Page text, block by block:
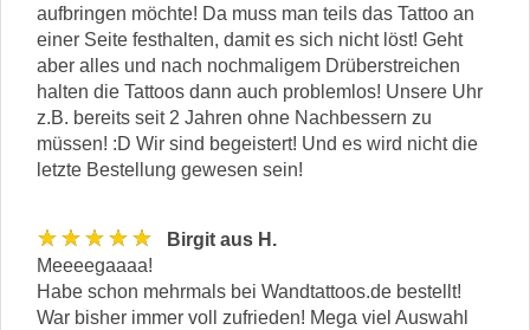
aufbringen möchte! Da muss man teils das Tattoo an
einer Seite festhalten, damit es sich nicht löst! Geht
aber alles und nach nochmaligem Drüberstreichen
halten die Tattoos dann auch problemlos! Unsere Uhr
z.B. bereits seit 2 Jahren ohne Nachbessern zu
müssen! :D Wir sind begeistert! Und es wird nicht die
letzte Bestellung gewesen sein!
★★★★★
Birgit aus H.
Meeeegaaaa!
Habe schon mehrmals bei Wandtattoos.de bestellt!
War bisher immer voll zufrieden! Mega viel Auswahl